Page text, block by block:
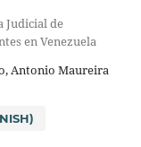
Judicial de
en Venezuela
Antonio Maureira